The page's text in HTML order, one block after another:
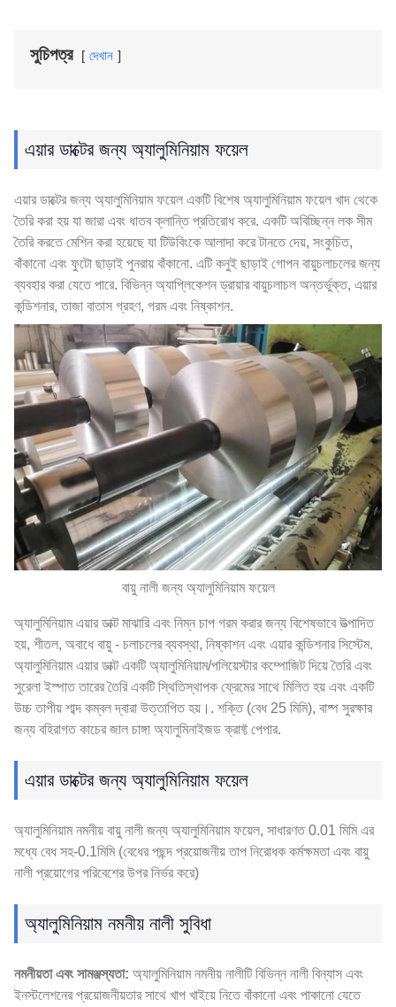
সুচিপত্র দেখান
এয়ার ডাক্টের জন্য অ্যালুমিনিয়াম ফয়েল
এয়ার ডাক্টের জন্য অ্যালুমিনিয়াম ফয়েল একটি বিশেষ অ্যালুমিনিয়াম ফয়েল খাদ থেকে
তৈরি করা হয় যা জারা এবং ধাতব ক্লান্তি প্রতিরোধ করে. একটি অবিচ্ছিন্ন লক সীম
তৈরি করতে মেশিন করা হয়েছে যা টিউবিংকে আলাদা করে টানতে দেয়, সংকুচিত,
বাঁকানো এবং ফুটো ছাড়াই পুনরায় বাঁকানো. এটি কনুই ছাড়াই গোপন বায়ুচলাচলের জন্য
ব্যবহার করা যেতে পারে. বিভিন্ন অ্যাপ্লিকেশন ড্রায়ার বায়ুচলাচল অন্তর্ভুক্ত, এয়ার
কন্ডিশনার, তাজা বাতাস গ্রহণ, গরম এবং নিষ্কাশন.
বায়ু নালী জন্য অ্যালুমিনিয়াম ফয়েল
অ্যালুমিনিয়াম এয়ার ডাক্ট মাঝারি এবং নিম্ন চাপ গরম করার জন্য বিশেষভাবে উত্পাদিত
হয়, শীতল, অবাধে বায়ু - চলাচলের ব্যবস্থা, নিষ্কাশন এবং এয়ার কন্ডিশনার সিস্টেম.
অ্যালুমিনিয়াম এয়ার ডাক্ট একটি অ্যালুমিনিয়াম/পলিয়েস্টার কম্পোজিট দিয়ে তৈরি এবং
সুরেলা ইস্পাত তারের তৈরি একটি স্থিতিস্থাপক ফ্রেমের সাথে মিলিত হয় এবং একটি
উচ্চ তাপীয় শাব্দ কম্বল দ্বারা উত্তাপিত হয়।. শক্তি (বেধ 25 মিমি), বাষ্প সুরক্ষার
জন্য বহিরাগত কাচের জাল চাঙ্গা অ্যালুমিনাইজড ক্রাফ্ট পেপার.
এয়ার ডাক্টের জন্য অ্যালুমিনিয়াম ফয়েল
অ্যালুমিনিয়াম নমনীয় বায়ু নালী জন্য অ্যালুমিনিয়াম ফয়েল, সাধারণত 0.01 মিমি এর
মধ্যে বেধ সহ-0.1মিমি (বেধের পছন্দ প্রয়োজনীয় তাপ নিরোধক কর্মক্ষমতা এবং বায়ু
নালী প্রয়োগের পরিবেশের উপর নির্ভর করে)
অ্যালুমিনিয়াম নমনীয় নালী সুবিধা
নমনীয়তা এবং সামঞ্জস্যতা: অ্যালুমিনিয়াম নমনীয় নালীটি বিভিন্ন নালী বিন্যাস এবং
ইনস্টলেশনের প্রয়োজনীয়তার সাথে খাপ খাইয়ে নিতে বাঁকানো এবং পাকানো যেতে